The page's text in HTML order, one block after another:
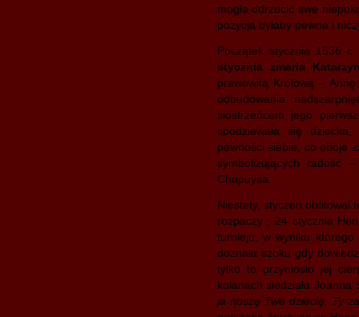
mogła odrzucić swe
pozycja byłaby pewna i
Początek stycznia 1536
stycznia zmarła
prawowitą Królową –
odbudowania
siostrzeńcem jego
spodziewała się
pewności siebie, co oboje
symbolizujących radość
Chapuysa.
Niestety, styczeń obfitował
rozpaczy : 24 stycznia
turnieju, w wyniku którego
doznała szoku gdy
tylko to przyniosło jej
kolanach siedziała
ja noszę Twe dziecię, Ty